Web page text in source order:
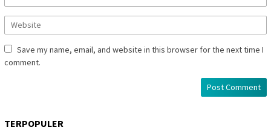
Save my name, email, and website in this browser for the next time I
comment.
TERPOPULER